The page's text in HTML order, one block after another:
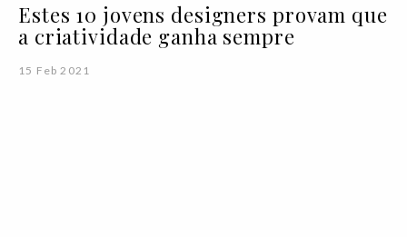
Estes 10 jovens designers provam que
a criatividade ganha sempre
15 Feb 2021